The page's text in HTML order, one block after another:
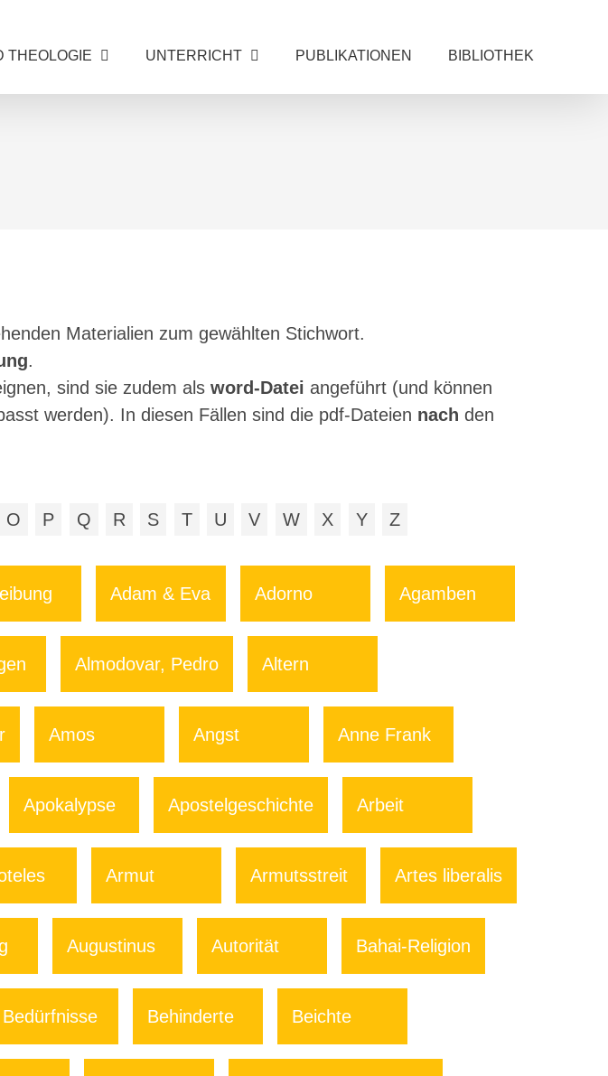
THEOLOGIE UNTERRICHT PUBLIKATIONEN BIBLIOTHEK
Materialien zum gewählten Stichwort.
.
sind sie zudem als word-Datei angeführt (und können
werden). In diesen Fällen sind die pdf-Dateien nach den
O P Q R S T U V W X Y Z
Adam & Eva Adorno Agamben
Almodovar, Pedro Altern
Amos Angst Anne Frank
Apokalypse Apostelgeschichte Arbeit
Armut Armutsstreit Artes liberalis
Augustinus Autorität Bahai-Religion
Bedürfnisse Behinderte Beichte